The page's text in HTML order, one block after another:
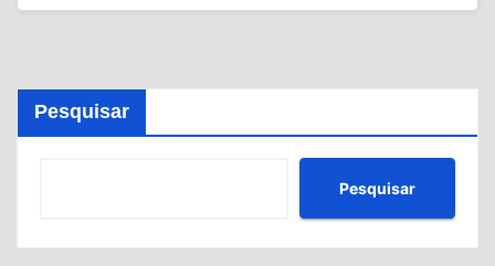
Pesquisar
Pesquisar